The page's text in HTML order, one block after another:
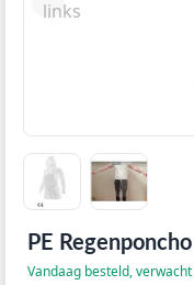
PE
Vandaag besteld,